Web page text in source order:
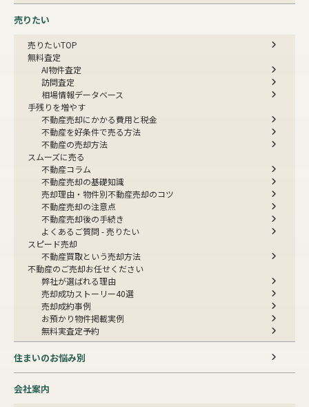
売りたい
売りたいTOP
無料査定
AI物件査定
訪問査定
相場情報データベース
手残りを増やす
不動産売却にかかる費用と税金
不動産を好条件で売る方法
不動産の売却方法
スムーズに売る
不動産コラム
不動産売却の基礎知識
売却理由・物件別不動産売却のコツ
不動産売却の注意点
不動産売却後の手続き
よくあるご質問 - 売りたい
スピード売却
不動産買取という売却方法
不動産のご売却お任せください
弊社が選ばれる理由
売却成功ストーリー40選
売却成約事例
お預かり物件掲載実例
無料実査定予約
住まいのお悩み別
会社案内